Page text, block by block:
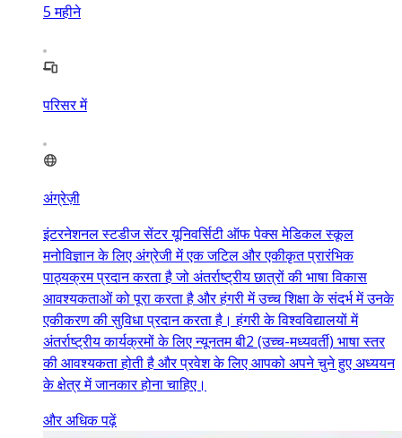
5 महीने
परिसर में
अंग्रेज़ी
इंटरनेशनल स्टडीज सेंटर यूनिवर्सिटी ऑफ पेक्स मेडिकल स्कूल
मनोविज्ञान के लिए अंग्रेजी में एक जटिल और एकीकृत प्रारंभिक
पाठ्यक्रम प्रदान करता है जो अंतर्राष्ट्रीय छात्रों की भाषा विकास
आवश्यकताओं को पूरा करता है और हंगरी में उच्च शिक्षा के संदर्भ में उनके
एकीकरण की सुविधा प्रदान करता है। हंगरी के विश्वविद्यालयों में
अंतर्राष्ट्रीय कार्यक्रमों के लिए न्यूनतम बी2 (उच्च-मध्यवर्ती) भाषा स्तर
की आवश्यकता होती है और प्रवेश के लिए आपको अपने चुने हुए अध्ययन
के क्षेत्र में जानकार होना चाहिए।
और अधिक पढ़ें